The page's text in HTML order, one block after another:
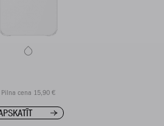
Pilna cena 15,90 €